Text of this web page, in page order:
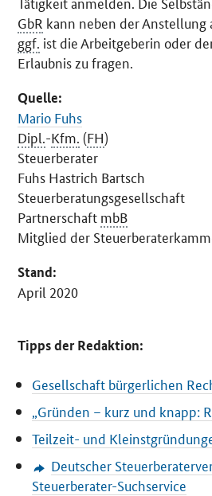
GbR kann neben der
ggf. ist die Arbeitgeberin oder
Erlaubnis zu fragen.
Quelle:
Mario Fuhs
Dipl.-Kfm. (FH)
Steuerberater
Fuhs Hastrich Bartsch
Steuerberatungsgesellschaft
Partnerschaft mbB
Mitglied der
Stand:
April 2020
Tipps der Redaktion:
Gesellschaft bürgerlichen
„Gründen – kurz und knapp:
Teilzeit- und
Deutscher
Steuerberater-Suchservice